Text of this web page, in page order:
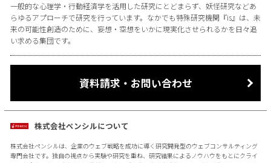
一般的な心理学・行動経済学を活用した研究にとどまらず、妖怪研究などあ
らゆるアプローチで研究を行っています。なかでも特殊研究機関『is』は、未
来の可能性創造のために、妄想・空想をいかに現実化させられるかを日々追
い求める集団です。
資料請求・お問い合わせ
株式会社ペンシルについて
株式会社ペンシルは、企業のウェブ戦略を成功に導く研究開発型のウェブコンサルティング
専門会社です。独自の視点から実験や研究を重ね、研究結果によるノウハウをもとにクライ